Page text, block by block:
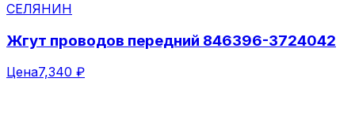
СЕЛЯНИН
Жгут проводов передний 846396-3724042
Цена7,340 ₽